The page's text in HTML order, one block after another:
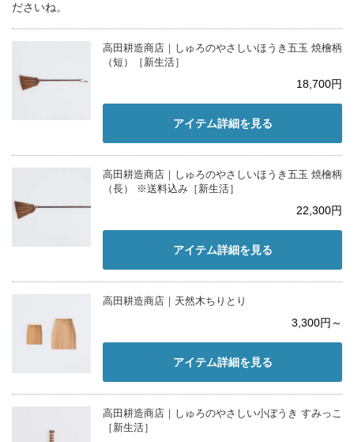
ださいね。
高田耕造商店｜しゅろのやさしいほうき五玉 焼檜柄
（短）［新生活］
18,700円
アイテム詳細を見る
高田耕造商店｜しゅろのやさしいほうき五玉 焼檜柄
（長） ※送料込み［新生活］
22,300円
アイテム詳細を見る
高田耕造商店｜天然木ちりとり
3,300円～
アイテム詳細を見る
高田耕造商店｜しゅろのやさしい小ぼうき すみっこ
［新生活］